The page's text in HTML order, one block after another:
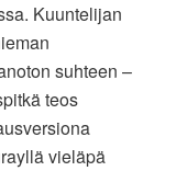
Kuuntelijan
suhteen –
teos
vieläpä